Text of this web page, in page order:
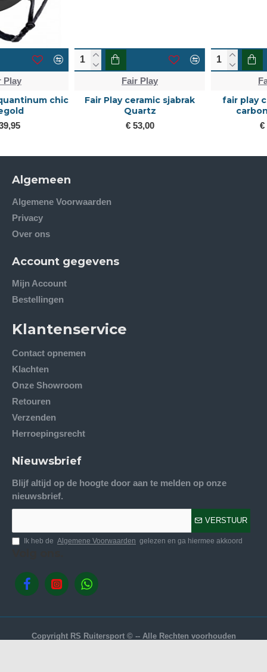
Fair Play ceramic sjabrak
fair play cap quantinum
carbon wide visor
Algemeen
Algemene Voorwaarden
Privacy
Over ons
Account gegevens
Mijn Account
Bestellingen
Klantenservice
Contact opnemen
Klachten
Onze Showroom
Retouren
Verzenden
Herroepingsrecht
Nieuwsbrief
Blijf altijd op de hoogte door aan te melden op onze
nieuwsbrief.
VERSTUUR
Ik heb de Algemene Voorwaarden gelezen en ga hiermee akkoord
Copyright RS Ruitersport © -- Alle Rechten voorhouden